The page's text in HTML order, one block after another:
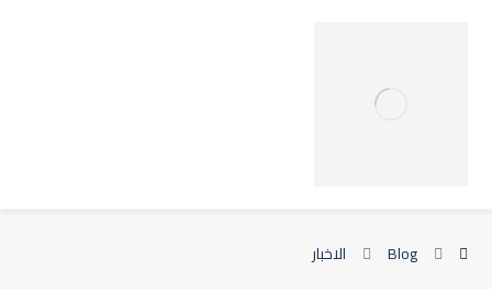
Blog الاخبار